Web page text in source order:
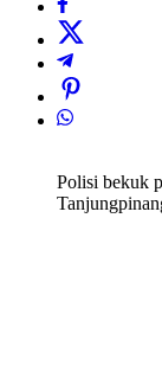
Polisi bekuk